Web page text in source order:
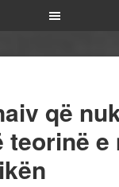
që
teorinë e